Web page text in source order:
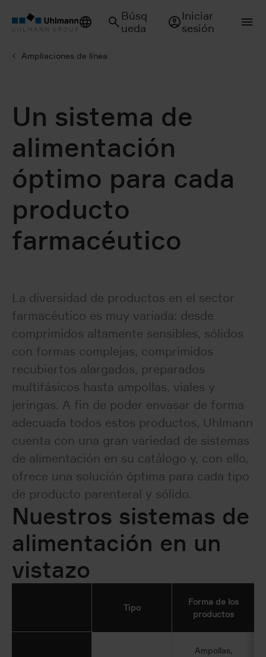
Búsq
ueda
Iniciar
sesión
Ampliaciones de línea
Un sistema de
alimentación
óptimo para cada
producto
farmacéutico
La diversidad de productos en el sector
farmacéutico es muy variada: desde
comprimidos altamente sensibles, sólidos
con formas complejas, comprimidos
recubiertos alargados, preparados
multifásicos hasta ampollas, viales y
jeringas. A fin de poder envasar de forma
adecuada todos estos productos, Uhlmann
cuenta con una gran variedad de sistemas
de alimentación en su catálogo y, con ello,
ofrece una solución óptima para cada tipo
de producto parenteral y sólido.
Nuestros sistemas de
alimentación en un
vistazo
Tipo
Forma de los
productos
Ampollas,